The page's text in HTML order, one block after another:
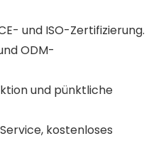
und ISO-Zertifizierung.
ODM-
und pünktliche
kostenloses